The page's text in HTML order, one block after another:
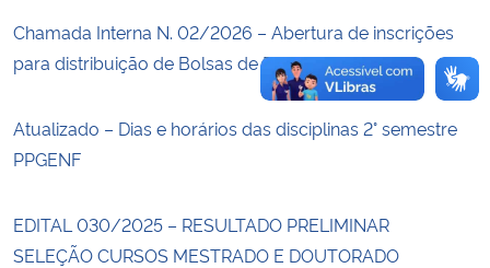
Chamada Interna N. 02/2026 – Abertura de inscrições
para distribuição de Bolsas de Estudo
Atualizado – Dias e horários das disciplinas 2° semestre
PPGENF
EDITAL 030/2025 – RESULTADO PRELIMINAR
SELEÇÃO CURSOS MESTRADO E DOUTORADO